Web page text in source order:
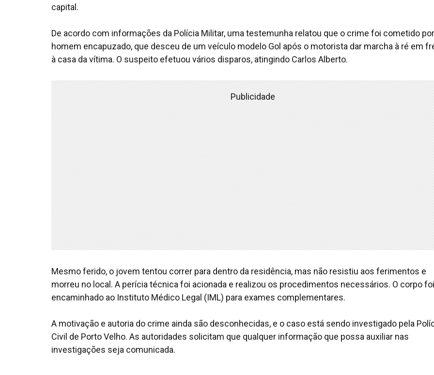
capital.
De acordo com informações da Polícia Militar, uma testemunha relatou que o crime foi cometido
homem encapuzado, que desceu de um veículo modelo Gol após o motorista dar marcha à ré em
à casa da vítima. O suspeito efetuou vários disparos, atingindo Carlos Alberto.
Publicidade
Mesmo ferido, o jovem tentou correr para dentro da residência, mas não resistiu aos ferimentos e
morreu no local. A perícia técnica foi acionada e realizou os procedimentos necessários. O corpo foi
encaminhado ao Instituto Médico Legal (IML) para exames complementares.
A motivação e autoria do crime ainda são desconhecidas, e o caso está sendo investigado pela
Civil de Porto Velho. As autoridades solicitam que qualquer informação que possa auxiliar nas
investigações seja comunicada.